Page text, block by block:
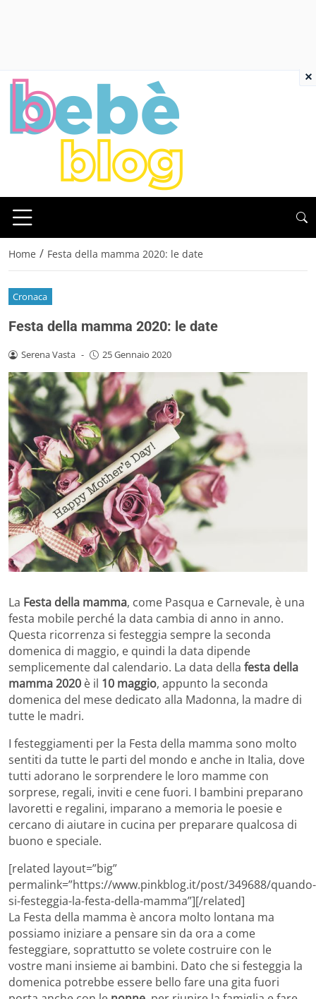
Home / Festa della mamma 2020: le date
Cronaca
Festa della mamma 2020: le date
Serena Vasta - 25 Gennaio 2020
La Festa della mamma, come Pasqua e Carnevale, è una
festa mobile perché la data cambia di anno in anno.
Questa ricorrenza si festeggia sempre la seconda
domenica di maggio, e quindi la data dipende
semplicemente dal calendario. La data della festa della
mamma 2020 è il 10 maggio, appunto la seconda
domenica del mese dedicato alla Madonna, la madre di
tutte le madri.
I festeggiamenti per la Festa della mamma sono molto
sentiti da tutte le parti del mondo e anche in Italia, dove
tutti adorano le sorprendere le loro mamme con
sorprese, regali, inviti e cene fuori. I bambini preparano
lavoretti e regalini, imparano a memoria le poesie e
cercano di aiutare in cucina per preparare qualcosa di
buono e speciale.
[related layout=”big”
permalink=”https://www.pinkblog.it/post/349688/quando-
si-festeggia-la-festa-della-mamma”][/related]
La Festa della mamma è ancora molto lontana ma
possiamo iniziare a pensare sin da ora a come
festeggiare, soprattutto se volete costruire con le
vostre mani insieme ai bambini. Dato che si festeggia la
domenica potrebbe essere bello fare una gita fuori
×